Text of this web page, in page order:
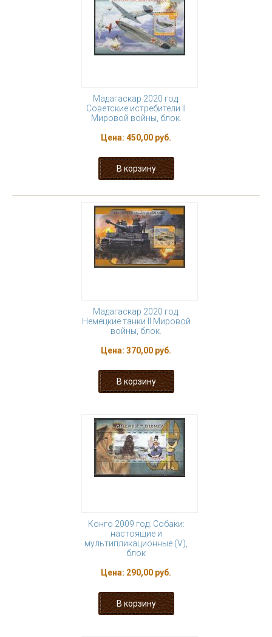
Мадагаскар 2020 год.
Советские истребители II
Мировой войны, блок.
Цена: 450,00 руб.
Мадагаскар 2020 год.
Немецкие танки II Мировой
войны, блок.
Цена: 370,00 руб.
Конго 2009 год. Собаки:
настоящие и
мультипликационные (V),
блок
Цена: 290,00 руб.